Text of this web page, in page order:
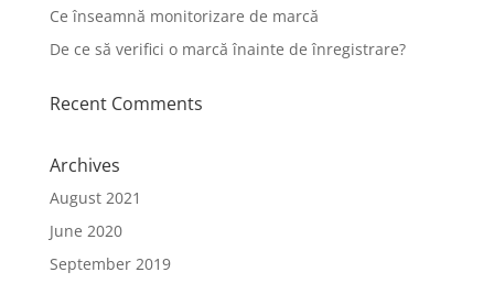
Ce înseamnă monitorizare de marcă
De ce să verifici o marcă înainte de înregistrare?
Recent Comments
Archives
August 2021
June 2020
September 2019